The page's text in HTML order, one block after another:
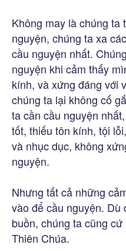
Không may là chúng ta
nguyện, chúng ta xa
cầu nguyện nhất.
nguyện khi cảm thấy
kính, và xứng đáng với
chúng ta lại không cố
ta cần cầu nguyện
tốt, thiếu tôn kính, tội
và nhục dục, không
nguyện.
Nhưng tất cả những
vào để cầu nguyện. Dù
buồn, chúng ta cũng
Thiên Chúa.